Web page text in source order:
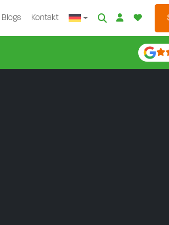
Blogs Kontakt